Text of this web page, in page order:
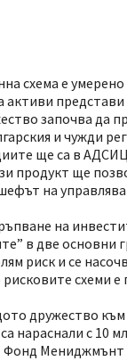
схема е
започва да
и чужди
ще са в
продукт ще
на
на
в две основни
риск и се
схеми
дружество към
нараснали с 10
Фонд